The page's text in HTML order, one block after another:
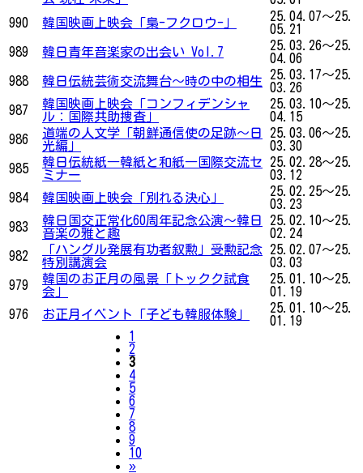
990
韓国映画上映会「梟-フクロウ-」
25.04.07～25.
05.21
989
韓日青年音楽家の出会い Vol.7
25.03.26～25.
04.06
988
韓日伝統芸術交流舞台〜時の中の相生
25.03.17～25.
03.26
987
韓国映画上映会「コンフィデンシャ
ル：国際共助捜査」
25.03.10～25.
04.15
986
道端の人文学「朝鮮通信使の足跡～日
光編」
25.03.06～25.
03.30
985
韓日伝統紙―韓紙と和紙―国際交流セ
ミナー
25.02.28～25.
03.12
984
韓国映画上映会「別れる決心」
25.02.25～25.
03.23
983
韓日国交正常化60周年記念公演〜韓日
音楽の雅と趣
25.02.10～25.
02.24
982
「ハングル発展有功者叙勲」受勲記念
特別講演会
25.02.07～25.
03.03
979
韓国のお正月の風景「トックク試食
会」
25.01.10～25.
01.19
976
お正月イベント「子ども韓服体験」
25.01.10～25.
01.19
1
2
3
4
5
6
7
8
9
10
»Next